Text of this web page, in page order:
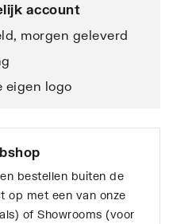
account
morgen geleverd
eigen logo
bestellen buiten de
op met een van onze
of Showrooms (voor